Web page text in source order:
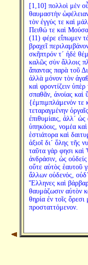
[1,10] πολλοὶ μὲν
θαυμαστὴν
τὸν ἐγγύς τε καὶ
Πειθώ τε καὶ
(11) φέρε εἴπωμεν
βραχεῖ
σκῆπτρόν τ´ ἠδὲ
καλῶς σὺν ἄλλοις
ἅπαντας παρὰ τοῦ
ἀλλὰ μόνον τὸν
καὶ φροντίζειν
σπαθᾶν, ἀνοίας καὶ
{ἐμπιμπλάμενόν τε
τεταραγμένην
ἐπιθυμίαις, ἀλλ´
ὑπηκόοις, νομέα
ἑστιάτορα καὶ
ἀξιοῖ δι´ ὅλης τῆς
ταῦτα γάρ φησι καὶ
ἀνδράσιν, ὡς
οὔτε αὐτὸς ἑαυτοῦ
ἄλλων οὐδενός,
Ἕλληνες καὶ
θαυμάζωσιν αὐτὸν
θηρία ἐν τοῖς
προσταττόμενον.